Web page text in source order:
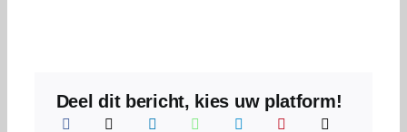
Deel dit bericht, kies uw platform!